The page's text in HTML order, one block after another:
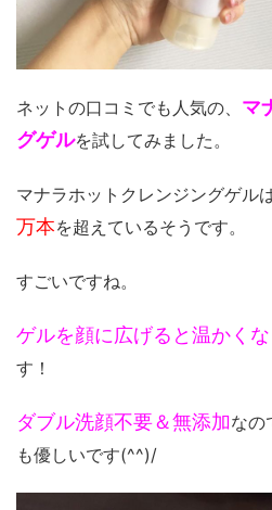
ネットの口コミでも人気の、 マ
グゲルを試してみました。
マナラホットクレンジングゲルは
万本を超えているそうです。
すごいですね。
ゲルを顔に広げると温かく
す！
ダブル洗顔不要＆無添加なの
も優しいです(^^)/